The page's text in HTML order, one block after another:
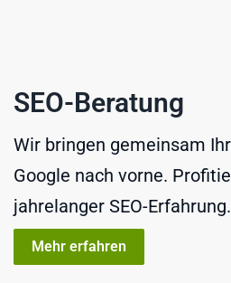
SEO-Beratung
Wir bringen gemeinsam
Google nach vorne.
jahrelanger SEO-Erfahrung.
Mehr erfahren